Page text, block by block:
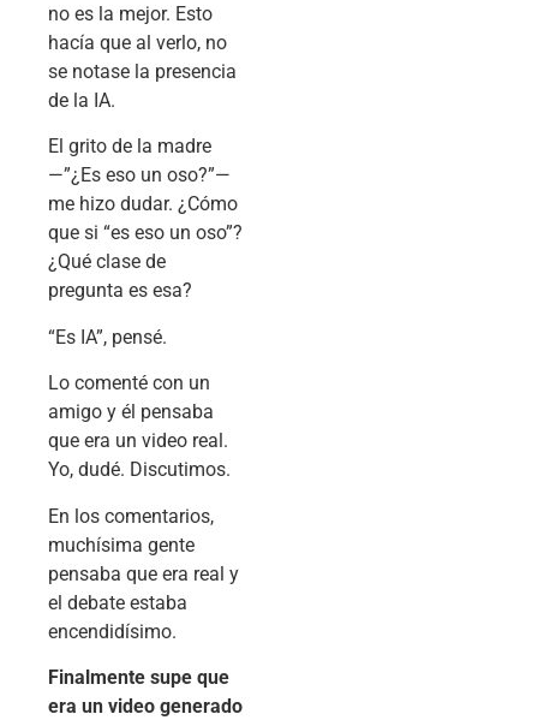
no es la mejor. Esto
hacía que al verlo, no
se notase la presencia
de la IA.
El grito de la madre
—”¿Es eso un oso?”—
me hizo dudar. ¿Cómo
que si “es eso un oso”?
¿Qué clase de
pregunta es esa?
“Es IA”, pensé.
Lo comenté con un
amigo y él pensaba
que era un video real.
Yo, dudé. Discutimos.
En los comentarios,
muchísima gente
pensaba que era real y
el debate estaba
encendidísimo.
Finalmente supe que
era un video generado